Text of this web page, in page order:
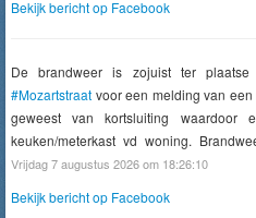
Bekijk bericht op Facebook
De brandweer is zojuist ter
#Mozartstraat voor een melding van
geweest van kortsluiting
keuken/meterkast vd woning.
Vrijdag 7 augustus 2026 om 18:26:10
Bekijk bericht op Facebook